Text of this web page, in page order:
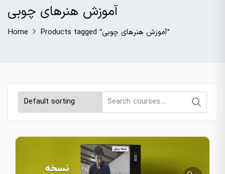
آموزش هنرهای چوبی
Home Products tagged “آموزش هنرهای چوبی”
Search